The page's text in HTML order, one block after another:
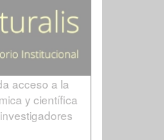
acceso a la
y científica